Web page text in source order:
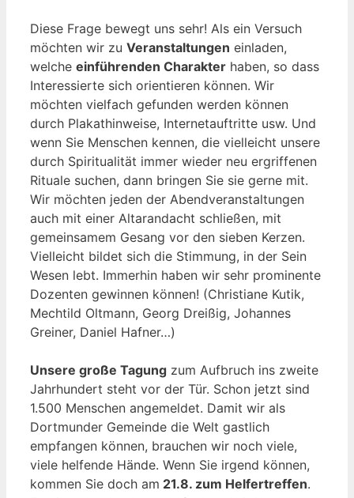
Diese Frage bewegt uns sehr! Als ein Versuch
möchten wir zu Veranstaltungen einladen,
welche einführenden Charakter haben, so dass
Interessierte sich orientieren können. Wir
möchten vielfach gefunden werden können
durch Plakathinweise, Internetauftritte usw. Und
wenn Sie Menschen kennen, die vielleicht unsere
durch Spiritualität immer wieder neu ergriffenen
Rituale suchen, dann bringen Sie sie gerne mit.
Wir möchten jeden der Abendveranstaltungen
auch mit einer Altarandacht schließen, mit
gemeinsamem Gesang vor den sieben Kerzen.
Vielleicht bildet sich die Stimmung, in der Sein
Wesen lebt. Immerhin haben wir sehr prominente
Dozenten gewinnen können! (Christiane Kutik,
Mechtild Oltmann, Georg Dreißig, Johannes
Greiner, Daniel Hafner…)
Unsere große Tagung zum Aufbruch ins zweite
Jahrhundert steht vor der Tür. Schon jetzt sind
1.500 Menschen angemeldet. Damit wir als
Dortmunder Gemeinde die Welt gastlich
empfangen können, brauchen wir noch viele,
viele helfende Hände. Wenn Sie irgend können,
kommen Sie doch am 21.8. zum Helfertreffen.